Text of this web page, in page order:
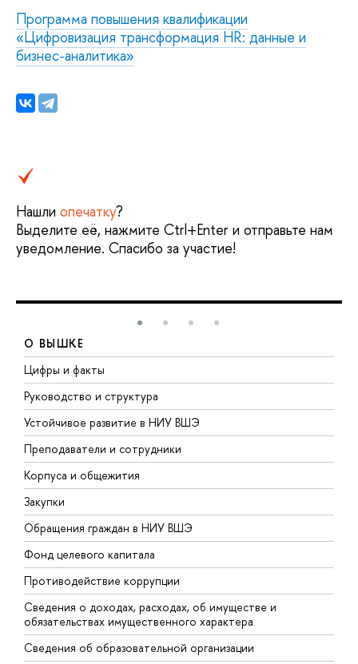
Программа повышения квалификации
«Цифровизация трансформация HR: данные и
бизнес-аналитика»
Нашли опечатку?
Выделите её, нажмите Ctrl+Enter и отправьте нам
уведомление. Спасибо за участие!
О ВЫШКЕ
Цифры и факты
Руководство и структура
Устойчивое развитие в НИУ ВШЭ
Преподаватели и сотрудники
Корпуса и общежития
Закупки
Обращения граждан в НИУ ВШЭ
Фонд целевого капитала
Противодействие коррупции
Сведения о доходах, расходах, об имуществе и
обязательствах имущественного характера
Сведения об образовательной организации